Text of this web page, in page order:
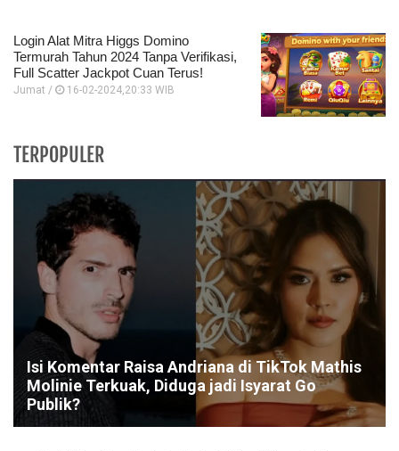
Login Alat Mitra Higgs Domino
Termurah Tahun 2024 Tanpa Verifikasi,
Full Scatter Jackpot Cuan Terus!
Jumat / 16-02-2024,20:33 WIB
TERPOPULER
Isi Komentar Raisa Andriana di TikTok Mathis
Molinie Terkuak, Diduga jadi Isyarat Go
Publik?